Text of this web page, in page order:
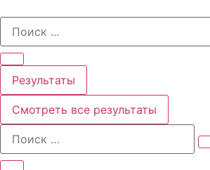
содержимому
Search
Результаты
Смотреть все результаты